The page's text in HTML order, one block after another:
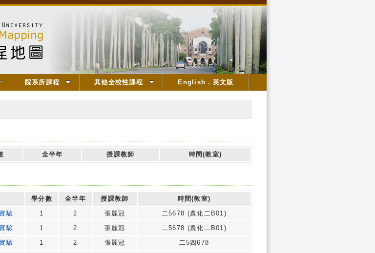
院系所課程 其他全校性課程 English．英文版
全半年 授課教師 時間(教室)
學分數 全半年 授課教師
時間(教室)
驗 1 2 張麗冠
二5678 (農化二B01)
驗 1 2 張麗冠
二5678 (農化二B01)
驗 1 2 張麗冠
二5四678